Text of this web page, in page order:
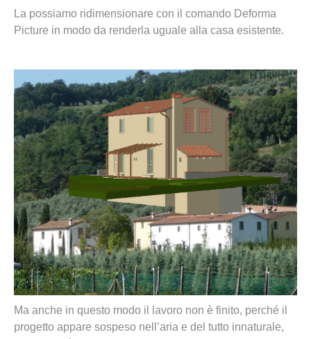
La possiamo ridimensionare con il comando Deforma
Picture in modo da renderla uguale alla casa esistente.
Ma anche in questo modo il lavoro non è finito, perché il
progetto appare sospeso nell’aria e del tutto innaturale,